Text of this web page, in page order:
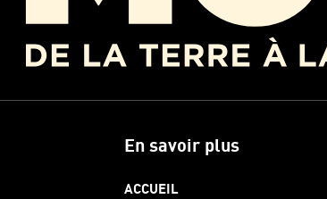
En savoir plus
ACCUEIL